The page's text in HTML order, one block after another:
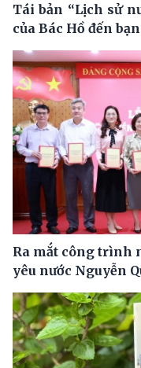
Tái bản “Lịch sử
của Bác Hồ đến
Ra mắt công trình
yêu nước Nguyễn